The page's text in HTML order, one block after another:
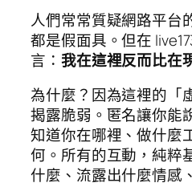
人們常常質疑網路平台
都是假面具。但在
言： 我在這裡反而比在
為什麼？因為這裡的「
揭露脆弱。匿名讓你能
知道你在哪裡、做什麼
何。所有的互動，純粹
什麼、流露出什麼情感